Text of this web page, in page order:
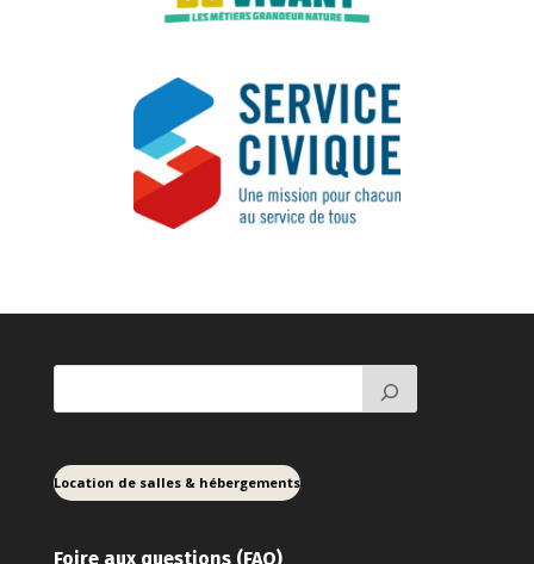
Location de salles & hébergements
Foire aux questions (FAQ)